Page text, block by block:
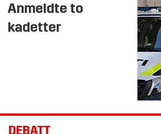
Anmeldte to
kadetter
DEBATT